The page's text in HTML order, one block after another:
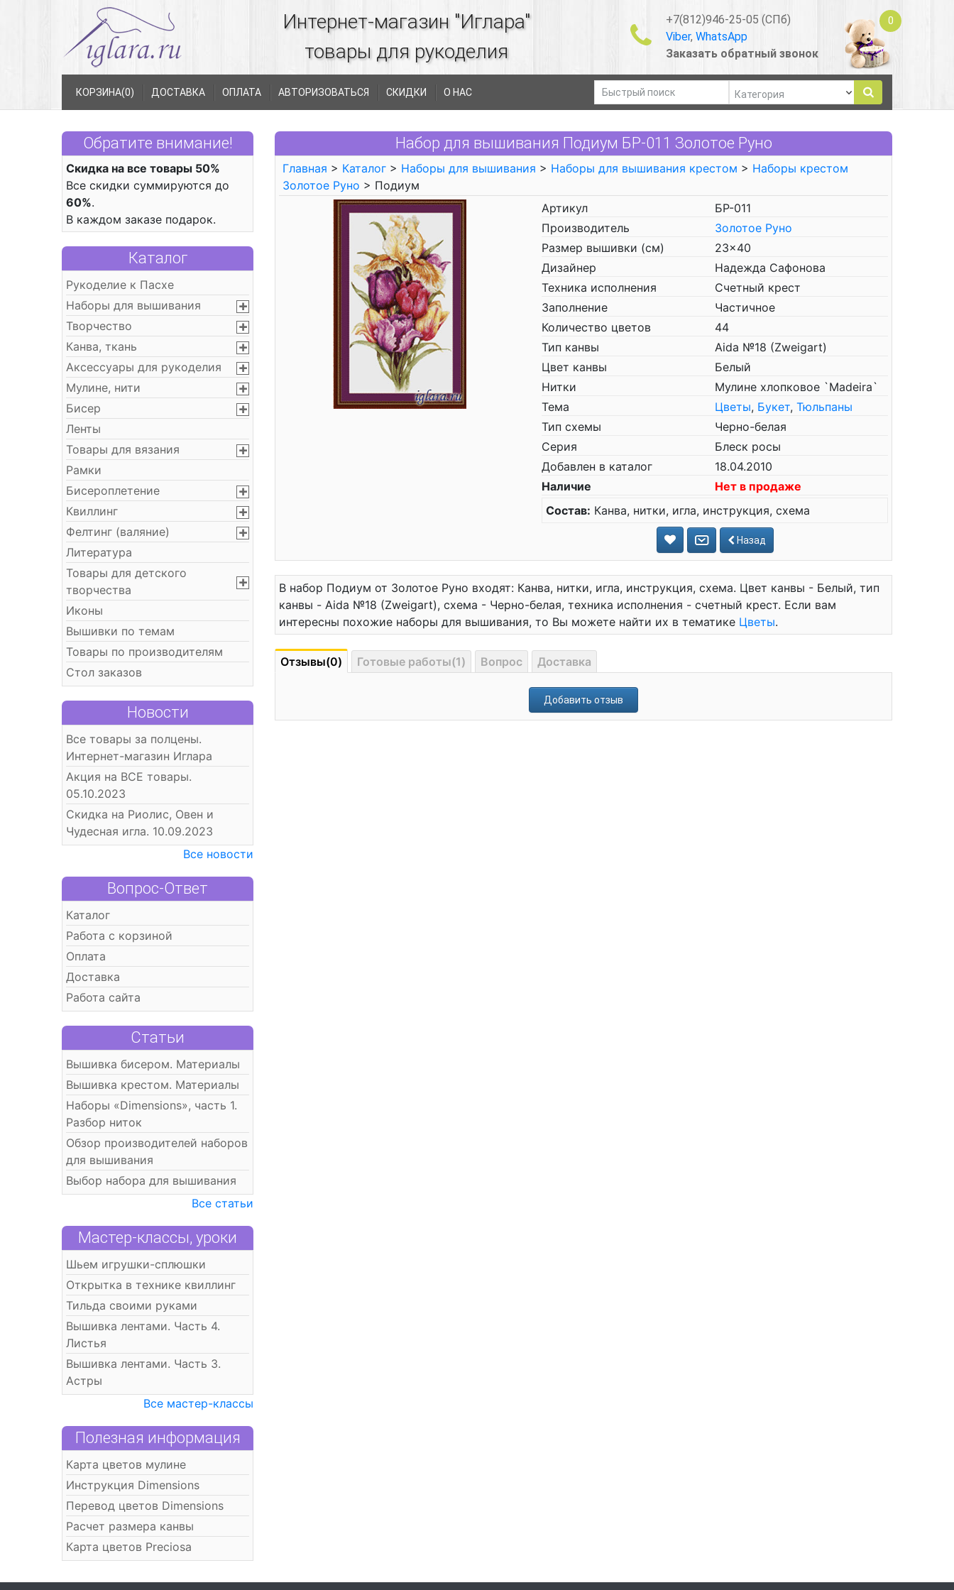
Интернет-магазин "Иглара"
товары для рукоделия
+7(812)946-25-05 (СПб)
Viber, WhatsApp
Заказать обратный звонок
0
КОРЗИНА(0) ДОСТАВКА ОПЛАТА АВТОРИЗОВАТЬСЯ СКИДКИ О НАС
Обратите внимание!
Скидка на все товары 50%
Все скидки суммируются до
60%.
В каждом заказе подарок.
Каталог
Рукоделие к Пасхе
Наборы для вышивания
Творчество
Канва, ткань
Аксессуары для рукоделия
Мулине, нити
Бисер
Ленты
Товары для вязания
Рамки
Бисероплетение
Квиллинг
Фелтинг (валяние)
Литература
Товары для детского
творчества
Иконы
Вышивки по темам
Товары по производителям
Стол заказов
Новости
Все товары за полцены.
Интернет-магазин Иглара
Акция на ВСЕ товары.
05.10.2023
Скидка на Риолис, Овен и
Чудесная игла. 10.09.2023
Все новости
Вопрос-Ответ
Каталог
Работа с корзиной
Оплата
Доставка
Работа сайта
Статьи
Вышивка бисером. Материалы
Вышивка крестом. Материалы
Наборы «Dimensions», часть 1.
Разбор ниток
Обзор производителей наборов
для вышивания
Выбор набора для вышивания
Все статьи
Мастер-классы, уроки
Шьем игрушки-сплюшки
Открытка в технике квиллинг
Тильда своими руками
Вышивка лентами. Часть 4.
Листья
Вышивка лентами. Часть 3.
Астры
Все мастер-классы
Полезная информация
Карта цветов мулине
Инструкция Dimensions
Перевод цветов Dimensions
Расчет размера канвы
Карта цветов Preciosa
Набор для вышивания Подиум БР-011 Золотое Руно
Главная > Каталог > Наборы для вышивания > Наборы для вышивания крестом > Наборы крестом
Золотое Руно > Подиум
Артикул
БР-011
Производитель
Золотое Руно
Размер вышивки (см)
23x40
Дизайнер
Надежда Сафонова
Техника исполнения
Счетный крест
Заполнение
Частичное
Количество цветов
44
Тип канвы
Aida №18 (Zweigart)
Цвет канвы
Белый
Нитки
Мулине хлопковое `Madeira`
Тема
Цветы, Букет, Тюльпаны
Тип схемы
Черно-белая
Серия
Блеск росы
Добавлен в каталог
18.04.2010
Наличие
Нет в продаже
Состав: Канва, нитки, игла, инструкция, схема
Назад
В набор Подиум от Золотое Руно входят: Канва, нитки, игла, инструкция, схема. Цвет канвы - Белый, тип
канвы - Aida №18 (Zweigart), схема - Черно-белая, техника исполнения - счетный крест. Если вам
интересны похожие наборы для вышивания, то Вы можете найти их в тематике Цветы.
Отзывы(0) Готовые работы(1) Вопрос Доставка
Добавить отзыв